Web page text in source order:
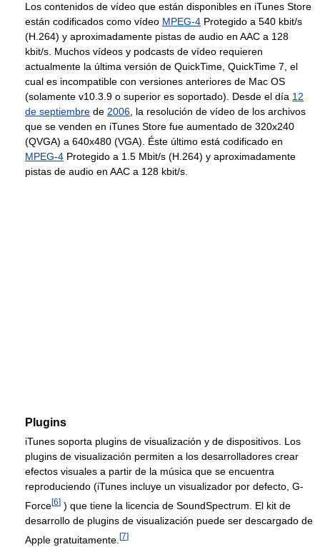
Los contenidos de vídeo que están disponibles en iTunes Store
están codificados como vídeo MPEG-4 Protegido a 540 kbit/s
(H.264) y aproximadamente pistas de audio en AAC a 128
kbit/s. Muchos vídeos y podcasts de vídeo requieren
actualmente la última versión de QuickTime, QuickTime 7, el
cual es incompatible con versiones anteriores de Mac OS
(solamente v10.3.9 o superior es soportado). Desde el día 12
de septiembre de 2006, la resolución de vídeo de los archivos
que se venden en iTunes Store fue aumentado de 320x240
(QVGA) a 640x480 (VGA). Éste último está codificado en
MPEG-4 Protegido a 1.5 Mbit/s (H.264) y aproximadamente
pistas de audio en AAC a 128 kbit/s.
Plugins
iTunes soporta plugins de visualización y de dispositivos. Los
plugins de visualización permiten a los desarrolladores crear
efectos visuales a partir de la música que se encuentra
reproduciendo (iTunes incluye un visualizador por defecto, G-
Force[6] ) que tiene la licencia de SoundSpectrum. El kit de
desarrollo de plugins de visualización puede ser descargado de
Apple gratuitamente. [7]